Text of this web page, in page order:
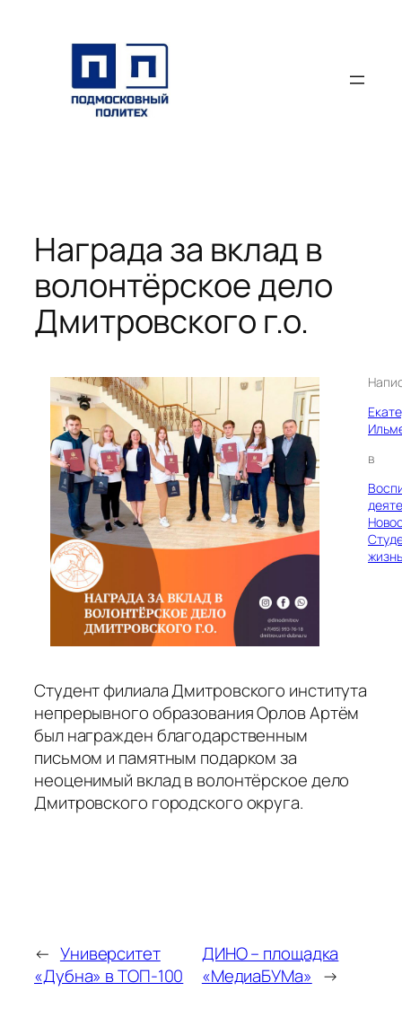
содержимому
Награда за вклад в
волонтёрское дело
Дмитровского г.о.
в
жизнь
Студент филиала Дмитровского института
непрерывного образования Орлов Артём
был награжден благодарственным
письмом и памятным подарком за
неоценимый вклад в волонтёрское дело
Дмитровского городского округа.
← Университет
«Дубна» в ТОП-100
ДИНО – площадка
«МедиаБУМа» →